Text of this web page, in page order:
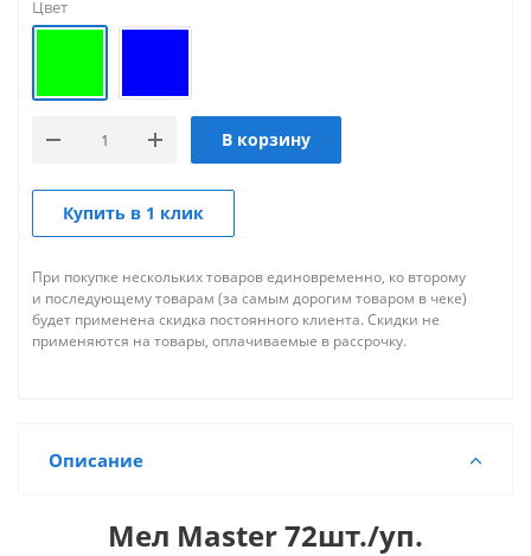
Цвет
В корзину
Купить в 1 клик
При покупке нескольких товаров единовременно, ко второму
и последующему товарам (за самым дорогим товаром в чеке)
будет применена скидка постоянного клиента. Скидки не
применяются на товары, оплачиваемые в рассрочку.
Описание
Мел Master 72шт./уп.